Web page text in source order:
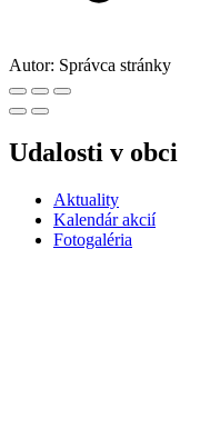
Autor: Správca stránky
Udalosti v obci
Aktuality
Kalendár akcií
Fotogaléria